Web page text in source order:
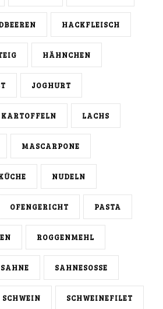
HACKFLEISCH
HÄHNCHEN
JOGHURT
KARTOFFELN LACHS
MASCARPONE
NUDELN
OFENGERICHT PASTA
ROGGENMEHL
SAHNE SAHNESOSSE
SCHWEIN SCHWEINEFILET